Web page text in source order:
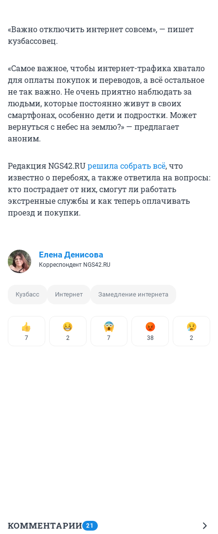
«Важно отключить интернет совсем», — пишет
кузбассовец.
«Самое важное, чтобы интернет-трафика хватало
для оплаты покупок и переводов, а всё остальное
не так важно. Не очень приятно наблюдать за
людьми, которые постоянно живут в своих
смартфонах, особенно дети и подростки. Может
вернуться с небес на землю?» — предлагает
аноним.
Редакция NGS42.RUрешила собрать всё, что
известно о перебоях, а также ответила на вопросы:
кто пострадает от них, смогут ли работать
экстренные службы и как теперь оплачивать
проезд и покупки.
Елена Денисова
Корреспондент NGS42.RU
Кузбасс Интернет Замедление интернета
7 2 7 38 2
КОММЕНТАРИИ 21